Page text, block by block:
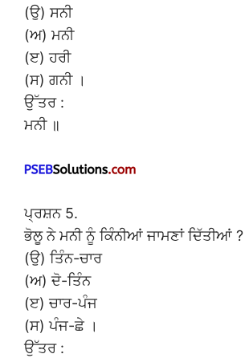
(ਉ) ਸਨੀ
(ਅ) ਮਨੀ
(ੲ) ਹਰੀ
(ਸ) ਗਨੀ ।
ਉੱਤਰ :
ਮਨੀ ॥
ਪ੍ਰਸ਼ਨ 5.
ਭੋਲੂ ਨੇ ਮਨੀ ਨੂੰ ਕਿੰਨੀਆਂ ਜਾਮਣਾਂ ਦਿੱਤੀਆਂ ?
(ਉ) ਤਿੰਨ-ਚਾਰ
(ਅ) ਦੋ-ਤਿੰਨ
(ੲ) ਚਾਰ-ਪੰਜ
(ਸ) ਪੰਜ-ਛੇ ।
ਉੱਤਰ :